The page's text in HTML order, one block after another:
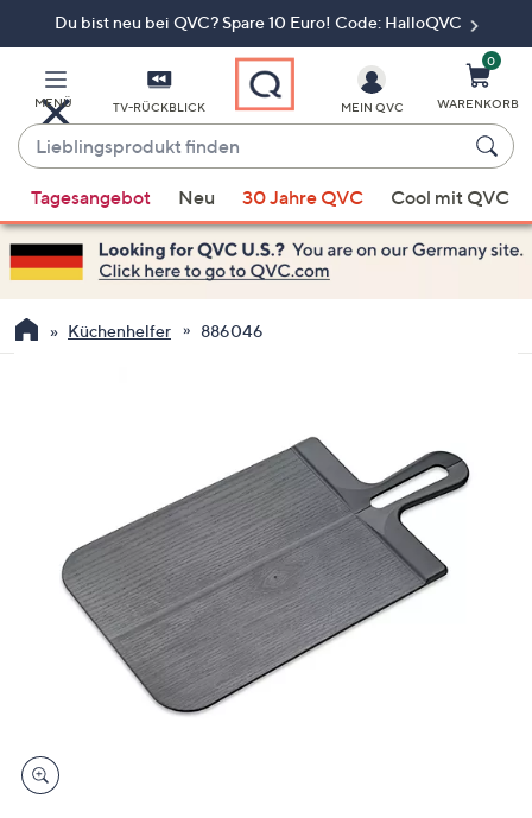
Du bist neu bei QVC? Spare 10 Euro! Code: HalloQVC
MENÜ TV-RÜCKBLICK
Lieblingsprodukt
finden
Vorschläge
verfügbar
sind,
verwenden
Sie
wischen
links
bzw.
MEIN QVC
0
WARENKORB
Tagesangebot Neu 30 Jahre QVC Cool mit QVC
Küchenhelfer 886046